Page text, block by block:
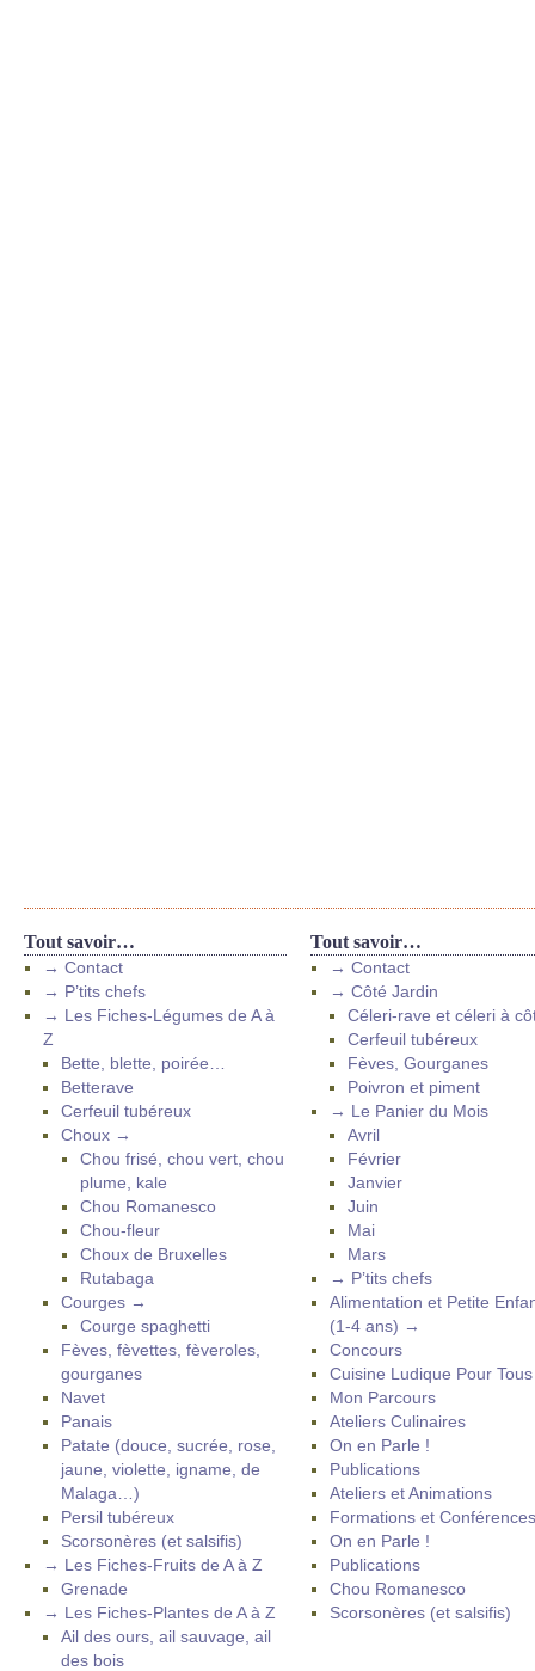
Tout savoir…
→ Contact
→ P’tits chefs
→ Les Fiches-Légumes de A à
Z
Bette, blette, poirée…
Betterave
Cerfeuil tubéreux
Choux →
Chou frisé, chou vert, chou
plume, kale
Chou Romanesco
Chou-fleur
Choux de Bruxelles
Rutabaga
Courges →
Courge spaghetti
Fèves, fèvettes, fèveroles,
gourganes
Navet
Panais
Patate (douce, sucrée, rose,
jaune, violette, igname, de
Malaga…)
Persil tubéreux
Scorsonères (et salsifis)
→ Les Fiches-Fruits de A à Z
Grenade
→ Les Fiches-Plantes de A à Z
Ail des ours, ail sauvage, ail
des bois
Tout savoir…
→ Contact
→ Côté Jardin
Céleri-rave et céleri à
Cerfeuil tubéreux
Fèves, Gourganes
Poivron et piment
→ Le Panier du Mois
Avril
Février
Janvier
Juin
Mai
Mars
→ P’tits chefs
Alimentation et Petite
(1-4 ans) →
Concours
Cuisine Ludique Pour
Mon Parcours
Ateliers Culinaires
On en Parle !
Publications
Ateliers et Animations
Formations et Conférences
On en Parle !
Publications
Chou Romanesco
Scorsonères (et salsifis)